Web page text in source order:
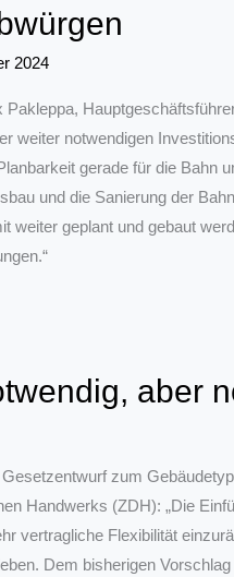
2024
weiter notwendigen
gerade für die Bahn
und die Sanierung der
weiter geplant und gebaut
aber
zum
Handwerks (ZDH): „Die
vertragliche Flexibilität
Dem bisherigen